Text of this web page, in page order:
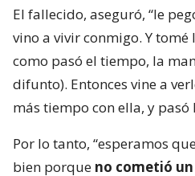
El fallecido, aseguró, “le
vino a vivir conmigo. Y
como pasó el tiempo, la
difunto). Entonces vine a
más tiempo con ella, y pasó
Por lo tanto, “esperamos
bien porque no cometió